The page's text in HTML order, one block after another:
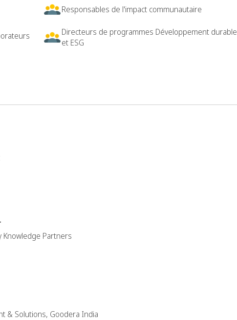
Responsables de l'impact communautaire
Directeurs de programmes Développement durable
et ESG
Knowledge Partners
& Solutions, Goodera India